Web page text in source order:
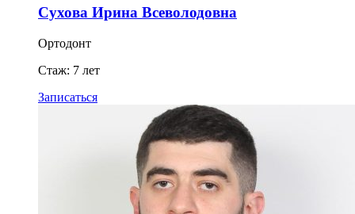
Сухова Ирина Всеволодовна
Ортодонт
Стаж: 7 лет
Записаться